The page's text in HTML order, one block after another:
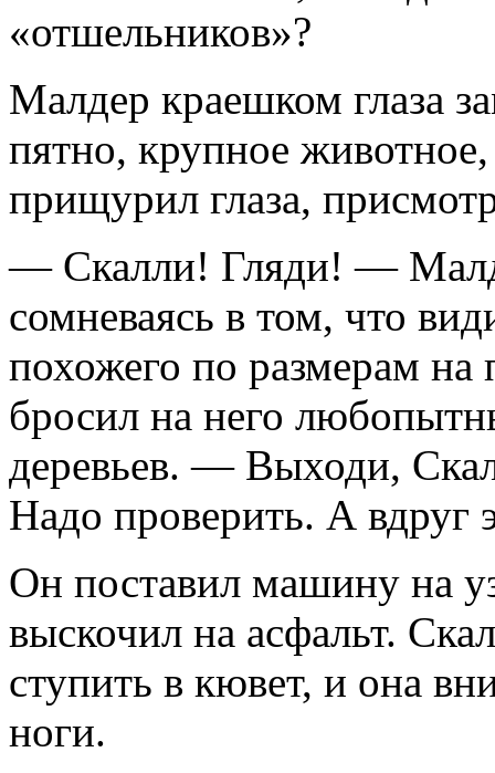
«отшельников»?
Малдер краешком глаза
пятно, крупное
прищурил глаза,
— Скалли! Гляди! —
сомневаясь в том, что
похожего по размерам
бросил на него
деревьев. — Выходи,
Надо проверить. А вдруг
Он поставил машину на
выскочил на асфальт.
ступить в кювет, и она
ноги.